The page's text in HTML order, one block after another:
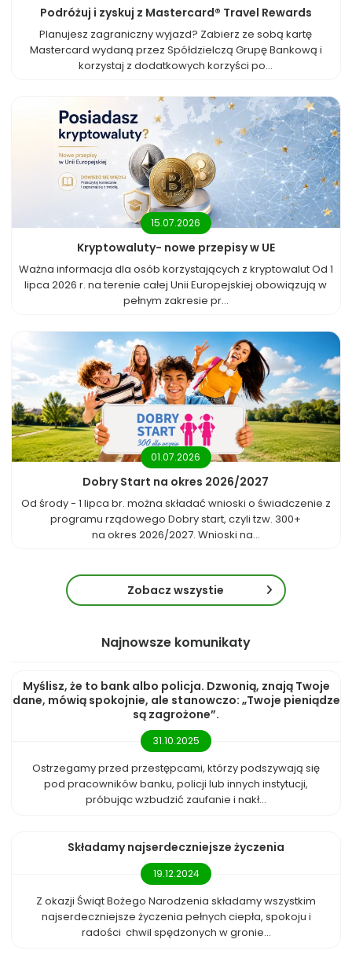
Podróżuj i zyskuj z Mastercard® Travel Rewards
Planujesz zagraniczny wyjazd? Zabierz ze sobą kartę
Mastercard wydaną przez Spółdzielczą Grupę Bankową i
korzystaj z dodatkowych korzyści po...
15.07.2026
Kryptowaluty- nowe przepisy w UE
Ważna informacja dla osób korzystających z kryptowalut Od 1
lipca 2026 r. na terenie całej Unii Europejskiej obowiązują w
pełnym zakresie pr...
01.07.2026
Dobry Start na okres 2026/2027
Od środy - 1 lipca br. można składać wnioski o świadczenie z
programu rządowego Dobry start, czyli tzw. 300+
na okres 2026/2027. Wnioski na...
Zobacz wszystie
Najnowsze komunikaty
Myślisz, że to bank albo policja. Dzwonią, znają Twoje
dane, mówią spokojnie, ale stanowczo: „Twoje pieniądze
są zagrożone”.
31.10.2025
Ostrzegamy przed przestępcami, którzy podszywają się
pod pracowników banku, policji lub innych instytucji,
próbując wzbudzić zaufanie i nakł...
Składamy najserdeczniejsze życzenia
19.12.2024
Z okazji Świąt Bożego Narodzenia składamy wszystkim
najserdeczniejsze życzenia pełnych ciepła, spokoju i
radości chwil spędzonych w gronie...